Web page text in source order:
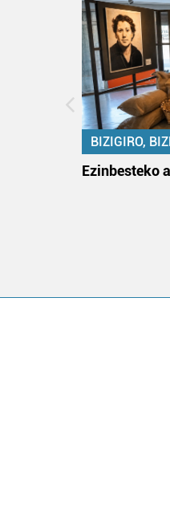
BIZIGIRO,
Ezinbesteko